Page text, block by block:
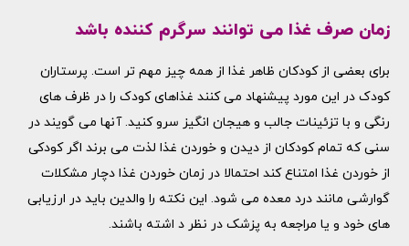
زمان صرف غذا می توانند سرگرم کننده باشد
برای بعضی از کودکان ظاهر غذا از همه چیز مهم تر است. پرستاران
کودک در این مورد پیشنهاد می کنند غذاهای کودک را در ظرف های
رنگی و با تزئینات جالب و هیجان انگیز سرو کنید. آنها می گویند در
سنی که تمام کودکان از دیدن و خوردن غذا لذت می برند اگر کودکی
از خوردن غذا امتناع کند احتمالا در زمان خوردن غذا دچار مشکلات
گوارشی مانند درد معده می شود. این نکته را والدین باید در ارزیابی
های خود و یا مراجعه به پزشک در نظر د اشته باشند.